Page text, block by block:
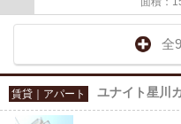
全
賃貸｜アパート ユナイト星川